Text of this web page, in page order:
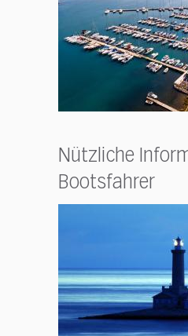
Nützliche
Bootsfahrer